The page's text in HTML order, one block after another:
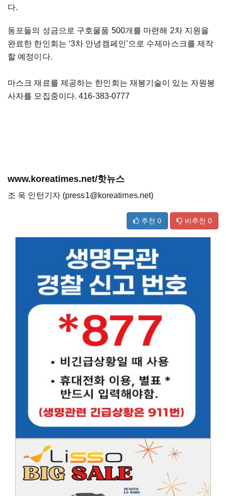
다.
동포들의 성금으로 구호물품 500개를 마련해 2차 지원을
완료한 한인회는 ‘3차 안녕캠페인’으로 수제마스크를 제작
할 예정이다.
마스크 재료를 제공하는 한인회는 재봉기술이 있는 자원봉
사자를 모집중이다. 416-383-0777
www.koreatimes.net/핫뉴스
조 욱 인턴기자 (press1@koreatimes.net)
추천 0 비추천 0